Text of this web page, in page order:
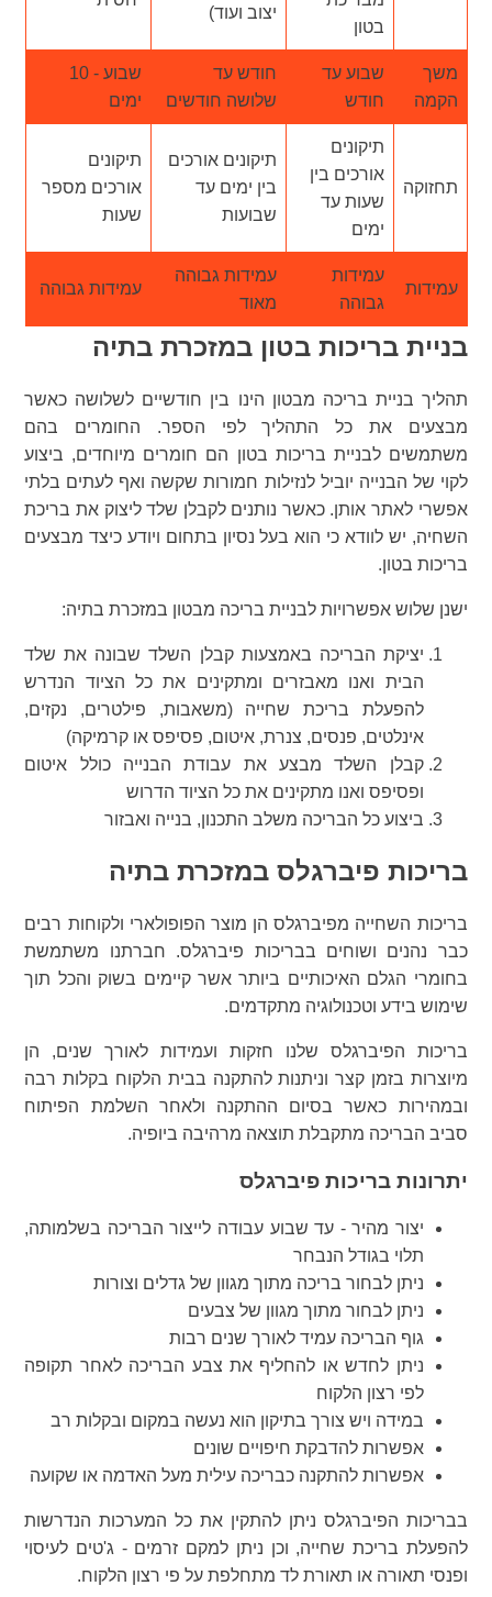
בטון
יצוב ועוד)
משך
הקמה
שבוע עד
חודש
חודש עד
שלושה חודשים
שבוע - 10
ימים
תחזוקה
תיקונים
אורכים בין
שעות עד
ימים
תיקונים אורכים
בין ימים עד
שבועות
תיקונים
אורכים מספר
שעות
עמידות
עמידות
גבוהה
עמידות גבוהה
מאוד
עמידות גבוהה
בניית בריכות בטון במזכרת בתיה
תהליך בניית בריכה מבטון הינו בין חודשיים לשלושה כאשר
מבצעים את כל התהליך לפי הספר. החומרים בהם
משתמשים לבניית בריכות בטון הם חומרים מיוחדים, ביצוע
לקוי של הבנייה יוביל לנזילות חמורות שקשה ואף לעתים בלתי
אפשרי לאתר אותן. כאשר נותנים לקבלן שלד ליצוק את בריכת
השחיה, יש לוודא כי הוא בעל נסיון בתחום ויודע כיצד מבצעים
בריכות בטון.
ישנן שלוש אפשרויות לבניית בריכה מבטון במזכרת בתיה:
יציקת הבריכה באמצעות קבלן השלד שבונה את שלד
הבית ואנו מאבזרים ומתקינים את כל הציוד הנדרש
להפעלת בריכת שחייה (משאבות, פילטרים, נקזים,
אינלטים, פנסים, צנרת, איטום, פסיפס או קרמיקה)
קבלן השלד מבצע את עבודת הבנייה כולל איטום
ופסיפס ואנו מתקינים את כל הציוד הדרוש
ביצוע כל הבריכה משלב התכנון, בנייה ואבזור
בריכות פיברגלס במזכרת בתיה
בריכות השחייה מפיברגלס הן מוצר הפופולארי ולקוחות רבים
כבר נהנים ושוחים בבריכות פיברגלס. חברתנו משתמשת
בחומרי הגלם האיכותיים ביותר אשר קיימים בשוק והכל תוך
שימוש בידע וטכנולוגיה מתקדמים.
בריכות הפיברגלס שלנו חזקות ועמידות לאורך שנים, הן
מיוצרות בזמן קצר וניתנות להתקנה בבית הלקוח בקלות רבה
ובמהירות כאשר בסיום ההתקנה ולאחר השלמת הפיתוח
סביב הבריכה מתקבלת תוצאה מרהיבה ביופיה.
יתרונות בריכות פיברגלס
יצור מהיר - עד שבוע עבודה לייצור הבריכה בשלמותה,
תלוי בגודל הנבחר
ניתן לבחור בריכה מתוך מגוון של גדלים וצורות
ניתן לבחור מתוך מגוון של צבעים
גוף הבריכה עמיד לאורך שנים רבות
ניתן לחדש או להחליף את צבע הבריכה לאחר תקופה
לפי רצון הלקוח
במידה ויש צורך בתיקון הוא נעשה במקום ובקלות רב
אפשרות להדבקת חיפויים שונים
אפשרות להתקנה כבריכה עילית מעל האדמה או שקועה
בבריכות הפיברגלס ניתן להתקין את כל המערכות הנדרשות
להפעלת בריכת שחייה, וכן ניתן למקם זרמים - ג'טים לעיסוי
ופנסי תאורה או תאורת לד מתחלפת על פי רצון הלקוח.